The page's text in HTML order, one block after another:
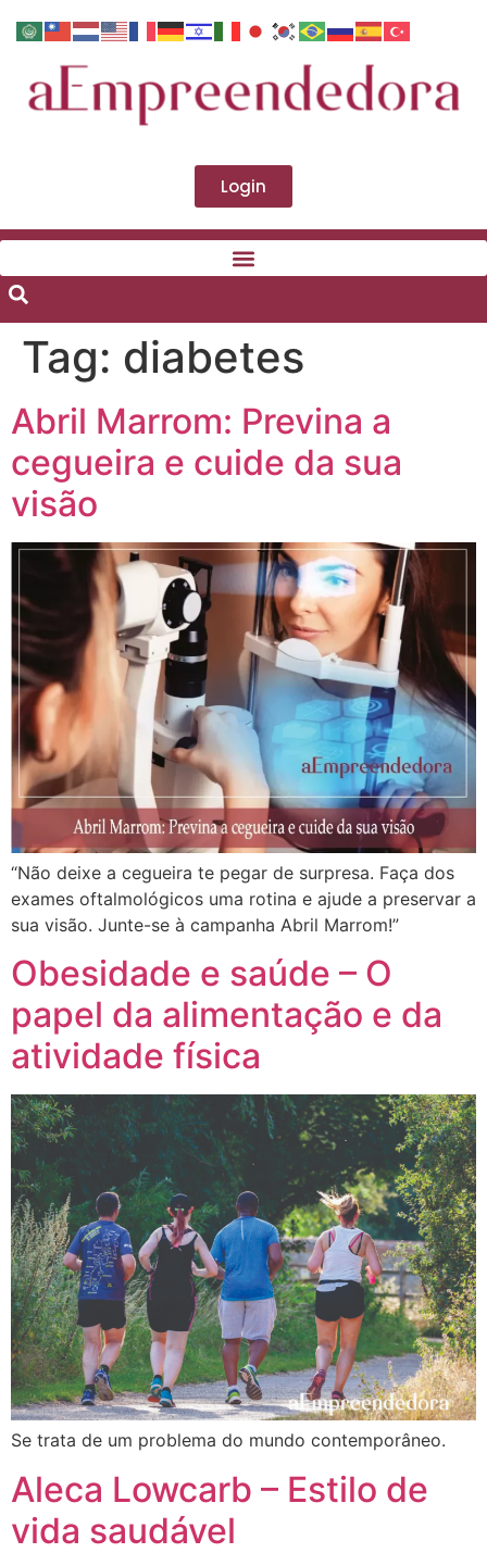
Login
Tag: diabetes
Abril Marrom: Previna a
cegueira e cuide da sua
visão
“Não deixe a cegueira te pegar de surpresa. Faça dos
exames oftalmológicos uma rotina e ajude a preservar a
sua visão. Junte-se à campanha Abril Marrom!”
Obesidade e saúde – O
papel da alimentação e da
atividade física
Se trata de um problema do mundo contemporâneo.
Aleca Lowcarb – Estilo de
vida saudável